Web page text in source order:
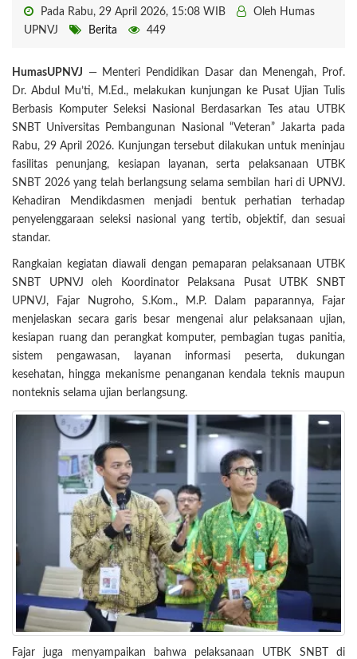
Pada Rabu, 29 April 2026, 15:08 WIB
Oleh Humas
UPNVJ
Berita 449
HumasUPNVJ — Menteri Pendidikan Dasar dan Menengah, Prof.
Dr. Abdul Mu’ti, M.Ed., melakukan kunjungan ke Pusat Ujian Tulis
Berbasis Komputer Seleksi Nasional Berdasarkan Tes atau UTBK
SNBT Universitas Pembangunan Nasional “Veteran” Jakarta pada
Rabu, 29 April 2026. Kunjungan tersebut dilakukan untuk meninjau
fasilitas penunjang, kesiapan layanan, serta pelaksanaan UTBK
SNBT 2026 yang telah berlangsung selama sembilan hari di UPNVJ.
Kehadiran Mendikdasmen menjadi bentuk perhatian terhadap
penyelenggaraan seleksi nasional yang tertib, objektif, dan sesuai
standar.
Rangkaian kegiatan diawali dengan pemaparan pelaksanaan UTBK
SNBT UPNVJ oleh Koordinator Pelaksana Pusat UTBK SNBT
UPNVJ, Fajar Nugroho, S.Kom., M.P. Dalam paparannya, Fajar
menjelaskan secara garis besar mengenai alur pelaksanaan ujian,
kesiapan ruang dan perangkat komputer, pembagian tugas panitia,
sistem pengawasan, layanan informasi peserta, dukungan
kesehatan, hingga mekanisme penanganan kendala teknis maupun
nonteknis selama ujian berlangsung.
Fajar juga menyampaikan bahwa pelaksanaan UTBK SNBT di